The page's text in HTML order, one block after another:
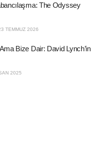
The Odyssey
TEMMUZ 2026
Bize Dair: David Lynch’in
2025